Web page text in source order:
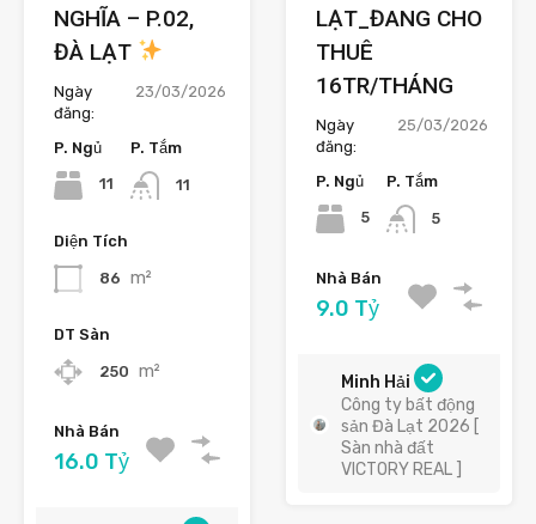
NGHĨA – P.02,
ĐÀ LẠT
Ngày
đăng:
23/03/2026
P. Ngủ
11
P. Tắm
11
Diện Tích
86 m²
DT Sàn
250 m²
Nhà Bán
16.0 Tỷ
LẠT_ĐANG CHO
THUÊ
16TR/THÁNG
Ngày
đăng:
25/03/2026
P. Ngủ
5
P. Tắm
5
Nhà Bán
9.0 Tỷ
Minh Hải
Công ty bất động
sản Đà Lạt 2026 [
Sàn nhà đất
VICTORY REAL ]